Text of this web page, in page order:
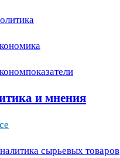
и мнения
сырьевых товаров